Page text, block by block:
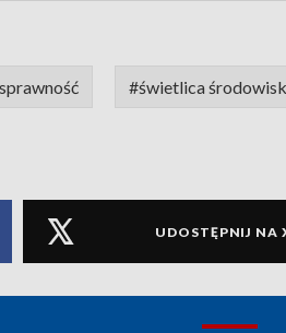
#świetlica
UDOSTĘPNIJ NA